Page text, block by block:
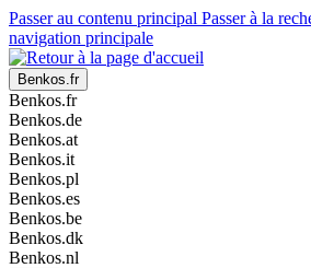
Passer au contenu principal Passer à la
navigation principale
Benkos.fr
Benkos.fr
Benkos.de
Benkos.at
Benkos.it
Benkos.pl
Benkos.es
Benkos.be
Benkos.dk
Benkos.nl